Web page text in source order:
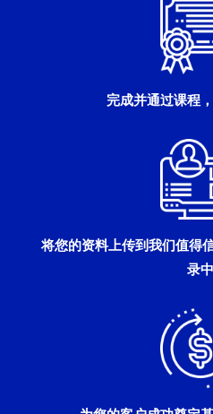
完成并通过课程
将您的资料上传到我们值
录中